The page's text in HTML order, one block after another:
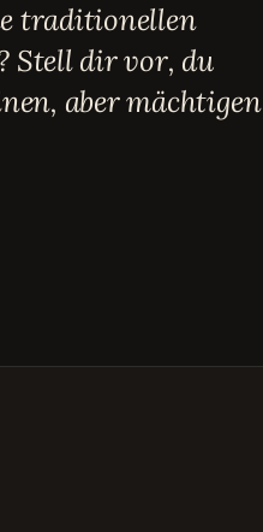
traditionellen
Stell dir vor, du
aber mächtigen